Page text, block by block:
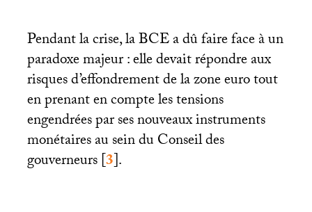
Pendant la crise, laBCEa dû faire face à un
paradoxe majeur : elle devait répondre aux
risques d’effondrement de la zone euro tout
en prenant en compte les tensions
engendrées par ses nouveaux instruments
monétaires au sein du Conseil des
gouverneurs[3].